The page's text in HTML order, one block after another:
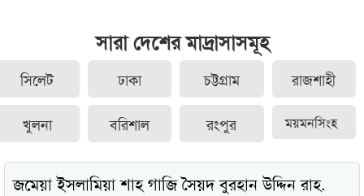
সারা দেশের মাদ্রাসাসমূহ
সিলেট ঢাকা চট্টগ্রাম রাজশাহী
খুলনা বরিশাল রংপুর ময়মনসিংহ
জমেয়া ইসলামিয়া শাহ গাজি সৈয়দ বুরহান উদ্দিন রাহ.